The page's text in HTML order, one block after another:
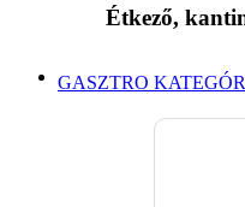
Étkező,
GASZTRO